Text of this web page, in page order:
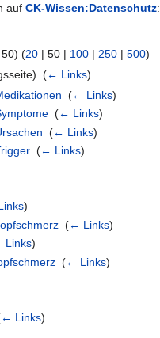
auf CK-Wissen:Datenschutz:
) (20 | 50 | 100 | 250 | 500)
(← Links)
(← Links)
‎ (← Links)
(← Links)
‎ (← Links)
)
‎ (← Links)
)
‎ (← Links)
← Links)